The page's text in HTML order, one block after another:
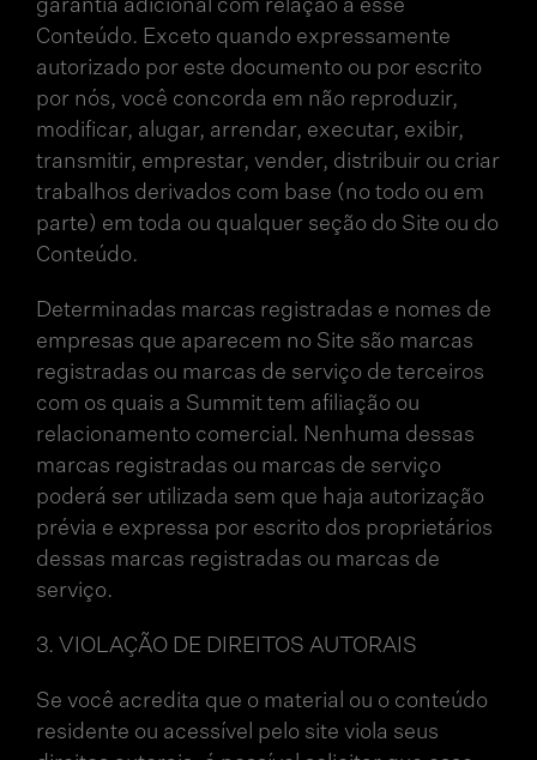
garantia adicional com relação a esse
Conteúdo. Exceto quando expressamente
autorizado por este documento ou por escrito
por nós, você concorda em não reproduzir,
modificar, alugar, arrendar, executar, exibir,
transmitir, emprestar, vender, distribuir ou criar
trabalhos derivados com base (no todo ou em
parte) em toda ou qualquer seção do Site ou do
Conteúdo.
Determinadas marcas registradas e nomes de
empresas que aparecem no Site são marcas
registradas ou marcas de serviço de terceiros
com os quais a Summit tem afiliação ou
relacionamento comercial. Nenhuma dessas
marcas registradas ou marcas de serviço
poderá ser utilizada sem que haja autorização
prévia e expressa por escrito dos proprietários
dessas marcas registradas ou marcas de
serviço.
3. VIOLAÇÃO DE DIREITOS AUTORAIS
Se você acredita que o material ou o conteúdo
residente ou acessível pelo site viola seus